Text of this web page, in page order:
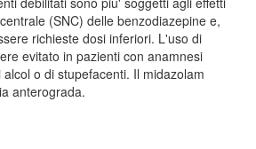
(SNC) delle benzodiazepine e,
richieste dosi inferiori. L'uso di
evitato in pazienti con anamnesi
o di stupefacenti. Il midazolam
anterograda.